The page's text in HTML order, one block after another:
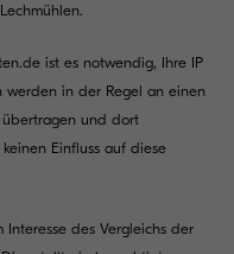
ist es notwendig, Ihre IP
werden in der Regel an einen
übertragen und dort
Einfluss auf diese
des Vergleichs der